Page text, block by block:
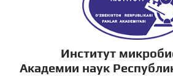
Институт
Академии наук